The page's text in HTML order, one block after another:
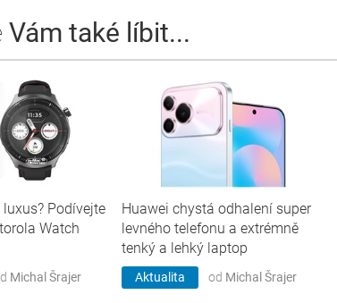
Vám také líbit...
Podívejte
Watch
Michal Šrajer
Huawei chystá odhalení super
levného telefonu a extrémně
tenký a lehký laptop
Aktualita od Michal Šrajer